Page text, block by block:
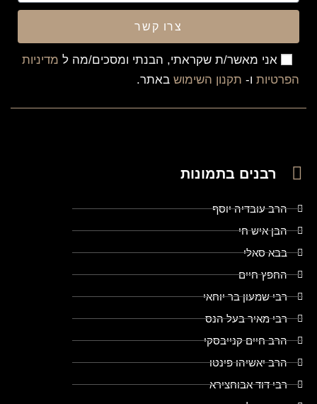
אני מאשר/ת שקראתי, הבנתי ומסכים/מה ל מדיניות
הפרטיות ו- תקנון השימוש באתר.
צרו קשר
רבנים בתמונות
הרב עובדיה יוסף
הבן איש חי
בבא סאלי
החפץ חיים
רבי שמעון בר יוחאי
רבי מאיר בעל הנס
הרב חיים קנייבסקי
הרב יאשיהו פינטו
רבי דוד אבוחצירא